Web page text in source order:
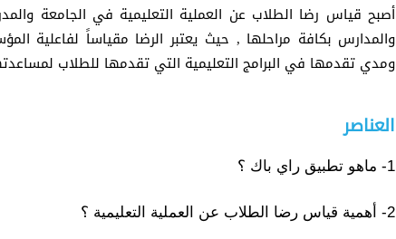
أصبح قياس رضا الطلاب عن العملية التعليمية في الجامعة
والمدارس بكافة مراحلها , حيث يعتبر الرضا مقياساً لفاعلية
ومدي تقدمها في البرامج التعليمية التي تقدمها للطلاب
العناصر
1- ماهو تطبيق راي باك ؟
2- أهمية قياس رضا الطلاب عن العملية التعليمية ؟